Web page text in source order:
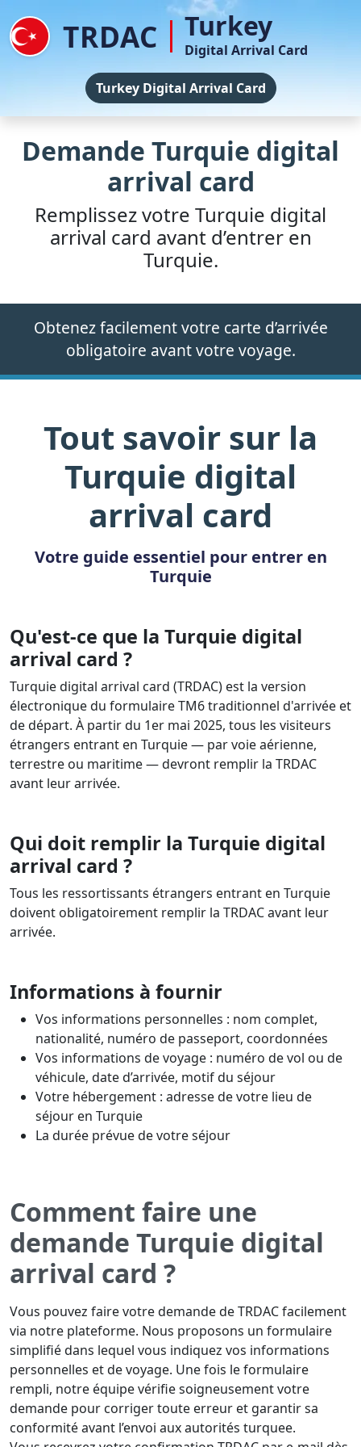
TRDAC Turkey
Digital Arrival Card
Turkey Digital Arrival Card
Demande Turquie digital
arrival card
Remplissez votre Turquie digital
arrival card avant d’entrer en
Turquie.
Obtenez facilement votre carte d’arrivée
obligatoire avant votre voyage.
Tout savoir sur la
Turquie digital
arrival card
Votre guide essentiel pour entrer en
Turquie
Qu'est-ce que la Turquie digital
arrival card ?
Turquie digital arrival card (TRDAC) est la version
électronique du formulaire TM6 traditionnel d'arrivée et
de départ. À partir du 1er mai 2025, tous les visiteurs
étrangers entrant en Turquie — par voie aérienne,
terrestre ou maritime — devront remplir la TRDAC
avant leur arrivée.
Qui doit remplir la Turquie digital
arrival card ?
Tous les ressortissants étrangers entrant en Turquie
doivent obligatoirement remplir la TRDAC avant leur
arrivée.
Informations à fournir
Vos informations personnelles : nom complet,
nationalité, numéro de passeport, coordonnées
Vos informations de voyage : numéro de vol ou de
véhicule, date d’arrivée, motif du séjour
Votre hébergement : adresse de votre lieu de
séjour en Turquie
La durée prévue de votre séjour
Comment faire une
demande Turquie digital
arrival card ?
Vous pouvez faire votre demande de TRDAC facilement
via notre plateforme. Nous proposons un formulaire
simplifié dans lequel vous indiquez vos informations
personnelles et de voyage. Une fois le formulaire
rempli, notre équipe vérifie soigneusement votre
demande pour corriger toute erreur et garantir sa
conformité avant l’envoi aux autorités turquee.